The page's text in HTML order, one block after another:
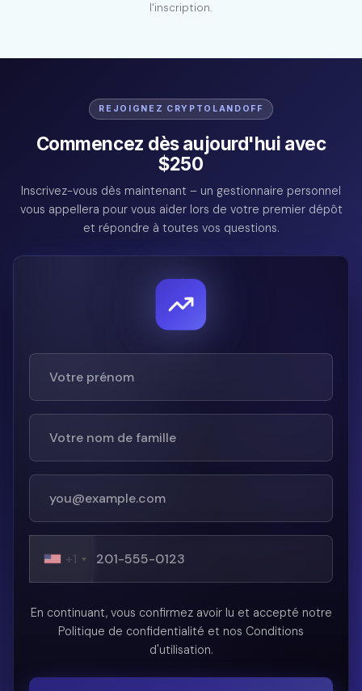
l'inscription.
REJOIGNEZ CRYPTOLANDOFF
Commencez dès aujourd'hui avec
$250
Inscrivez-vous dès maintenant – un gestionnaire personnel
vous appellera pour vous aider lors de votre premier dépôt
et répondre à toutes vos questions.
+1
En continuant, vous confirmez avoir lu et accepté notre
Politique de confidentialité et nos Conditions
d'utilisation.